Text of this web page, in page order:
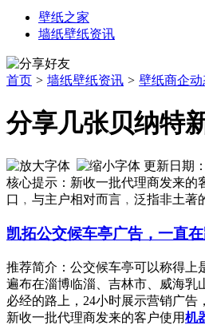
壁纸之家
墙纸壁纸资讯
首页 > 墙纸壁纸资讯 > 壁纸商企动
分享几张贝纳特
更新日期
核心提示：新收一批代理商发来的
口﹐与主户相对而言﹐泛指非土著
凯拓公交候车亭广告，一直
推荐简介：公交候车亭可以称得上
遍布在淄博临淄、吉林市、威海乳
必经的路上，24小时展示营销广告
新收一批代理商发来的客户使用机